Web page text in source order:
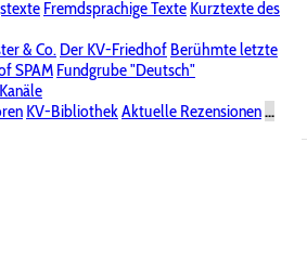
Fremdsprachige Texte Kurztexte des
& Co. Der KV-Friedhof Berühmte letzte
SPAM Fundgrube "Deutsch"
KV-BibliothekAktuelle Rezensionen...